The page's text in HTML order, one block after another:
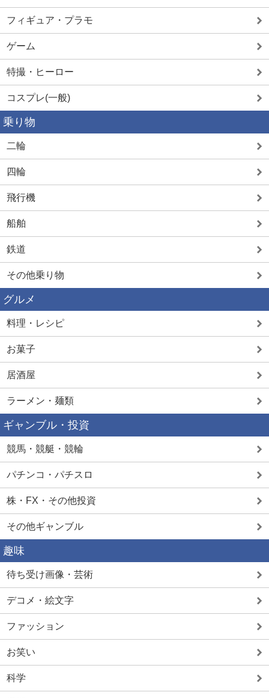
フィギュア・プラモ
ゲーム
特撮・ヒーロー
コスプレ(一般)
乗り物
二輪
四輪
飛行機
船舶
鉄道
その他乗り物
グルメ
料理・レシピ
お菓子
居酒屋
ラーメン・麺類
ギャンブル・投資
競馬・競艇・競輪
パチンコ・パチスロ
株・FX・その他投資
その他ギャンブル
趣味
待ち受け画像・芸術
デコメ・絵文字
ファッション
お笑い
科学